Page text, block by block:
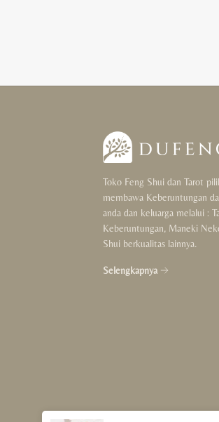
Toko Feng Shui dan Tarot
membawa Keberuntungan
anda dan keluarga melalui :
Keberuntungan, Maneki
Shui berkualitas lainnya.
Selengkapnya